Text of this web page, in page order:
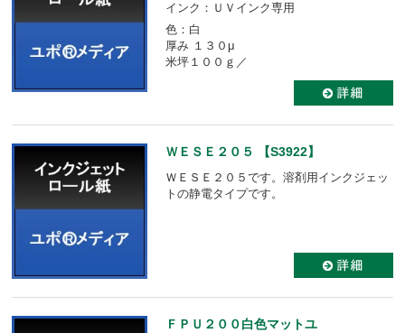
インク：ＵＶインク専用
色：白
厚み １３０μ
米坪１００ｇ／
ＷＥＳＥ２０５ 【S3922】
ＷＥＳＥ２０５です。溶剤用インクジェッ
トの静電タイプです。
ＦＰＵ２００白色マットユ